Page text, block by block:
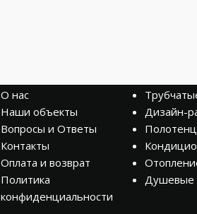
О нас
Наши объекты
Вопросы и Ответы
Контакты
Оплата и возврат
Политика
конфиденциальности
Дизайн-
Душевые